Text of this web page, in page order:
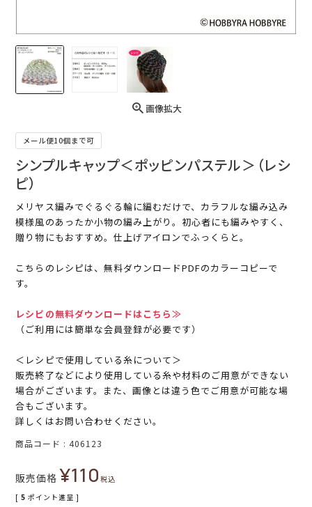
画像拡大
メール便10個まで可
シンプルキャップ＜ポッピンパステル＞（レシ
ピ）
メリヤス編みでぐるぐる輪に編むだけで、カラフルな編み込み
模様風のあったか小物の編み上がり。初心者にも編みやすく、
贈り物にもおすすめ。仕上げアイロンでふっくらと。
こちらのレシピは、無料ダウンロードPDFのカラーコピーで
す。
レシピの無料ダウンロードはこちら≫
（ご利用には簡単な会員登録が必要です）
＜レシピで使用している糸について＞
販売終了などにより使用している糸や材料のご用意ができない
場合がございます。また、画像とは違う色でご用意が可能な場
合もございます。
詳しくはお問い合わせください。
商品コード 406123
販売価格 ¥110税込
[ 5 ポイント進呈 ]